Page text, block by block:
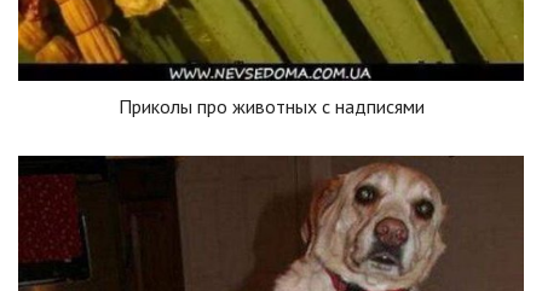
Приколы про животных с надписями